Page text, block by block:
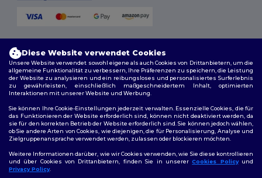
Folge uns
Diese Website verwendet Cookies
Unsere Website verwendet sowohl eigene als auch Cookies von Drittanbietern, um die
allgemeine Funktionalität zu verbessern, Ihre Präferenzen zu speichern, die Leistung
der Website zu analysieren und ein reibungsloses und personalisiertes Surferlebnis
zu gewährleisten, einschließlich maßgeschneidertem Inhalt, optimierten
Interaktionen mit unserer Website und Werbung.
Sie können Ihre Cookie-Einstellungen jederzeit verwalten. Essenzielle Cookies, die für
das Funktionieren der Website erforderlich sind, können nicht deaktiviert werden, da
sie für den korrekten Betrieb der Website erforderlich sind. Sie können jedoch wählen,
ob Sie andere Arten von Cookies, wie diejenigen, die für Personalisierung, Analyse und
Zielgruppenansprache verwendet werden, zulassen oder blockieren möchten.
Weitere Informationen darüber, wie wir Cookies verwenden, wie Sie diese kontrollieren
und über Cookies von Drittanbietern, finden Sie in unsererCookies Policyund
Privacy Policy.